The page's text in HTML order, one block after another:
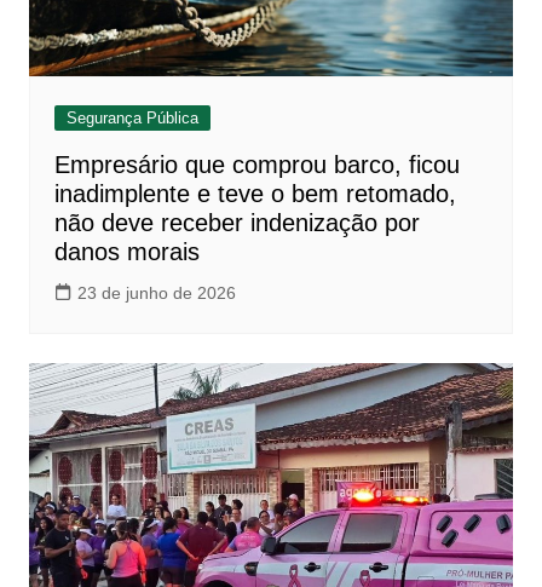
Segurança Pública
Empresário que comprou barco, ficou
inadimplente e teve o bem retomado,
não deve receber indenização por
danos morais
23 de junho de 2026